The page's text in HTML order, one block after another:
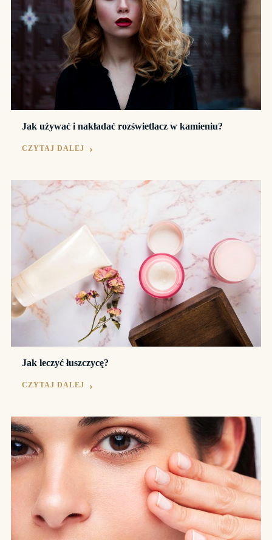
Jak używać i nakładać rozświetlacz w kamieniu?
CZYTAJ DALEJ
Jak leczyć łuszczycę?
CZYTAJ DALEJ